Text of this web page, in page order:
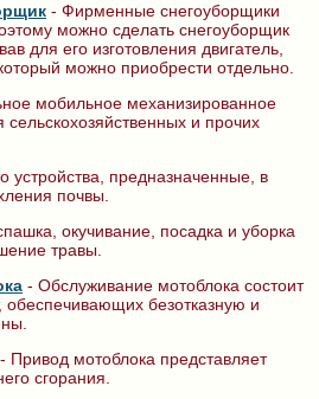
- Фирменные снегоуборщики
можно сделать снегоуборщик
для его изготовления двигатель,
можно приобрести отдельно.
мобильное механизированное
и прочих
устройства, предназначенные, в
почвы.
окучивание, посадка и уборка
травы.
- Обслуживание мотоблока состоит
обеспечивающих безотказную и
- Привод мотоблока представляет
сгорания.